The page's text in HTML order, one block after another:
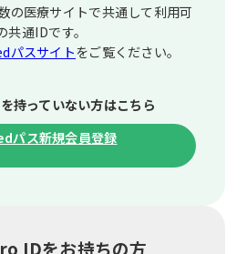
の医療サイトで共通して利⽤可
通IDです。
パスサイトをご覧ください。
持っていない⽅はこちら
パス新規会員登録
IDをお持ちの⽅